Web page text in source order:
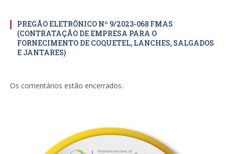
PREGÃO ELETRÔNICO Nº 9/2023-068 FMAS
(CONTRATAÇÃO DE EMPRESA PARA O
FORNECIMENTO DE COQUETEL, LANCHES, SALGADOS
E JANTARES)
Os comentários estão encerrados.